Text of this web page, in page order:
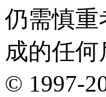
仍需慎重
成的任
© 1997-